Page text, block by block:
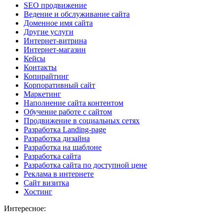
SEO продвижение
Ведение и обслуживание сайта
Доменное имя сайта
Другие услуги
Интернет-витрина
Интернет-магазин
Кейсы
Контакты
Копирайтинг
Корпоративный сайт
Маркетинг
Наполнение сайта контентом
Обучение работе с сайтом
Продвижение в социальных сетях
Разработка Landing-page
Разработка дизайна
Разработка на шаблоне
Разработка сайта
Разработка сайта по доступной цене
Реклама в интернете
Сайт визитка
Хостинг
Интересное: